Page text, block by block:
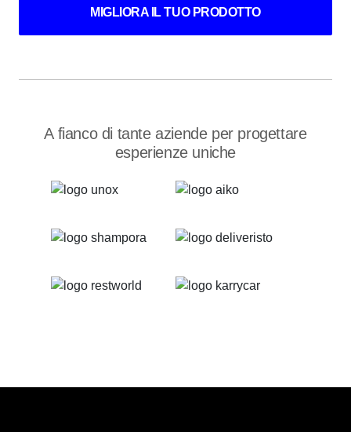
MIGLIORA IL TUO PRODOTTO
A fianco di tante aziende per progettare
esperienze uniche